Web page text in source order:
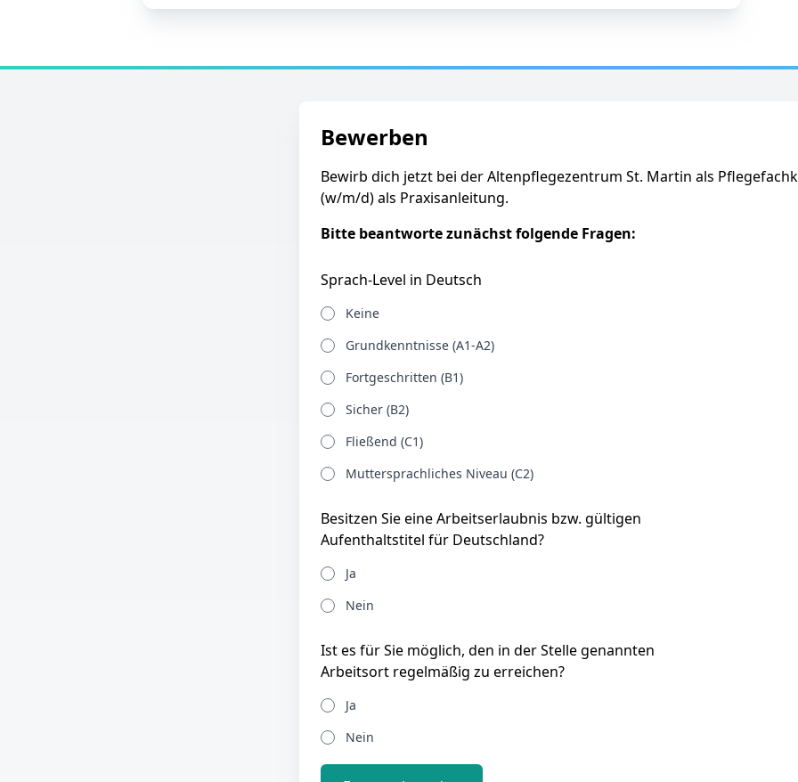
Bewerben
Bewirb dich jetzt bei der Altenpflegezentrum St. Martin als
(w/m/d) als Praxisanleitung.
Bitte beantworte zunächst folgende Fragen:
Sprach-Level in Deutsch
Keine
Grundkenntnisse (A1-A2)
Fortgeschritten (B1)
Sicher (B2)
Fließend (C1)
Muttersprachliches Niveau (C2)
Besitzen Sie eine Arbeitserlaubnis bzw. gültigen
Aufenthaltstitel für Deutschland?
Ja
Nein
Ist es für Sie möglich, den in der Stelle genannten
Arbeitsort regelmäßig zu erreichen?
Ja
Nein